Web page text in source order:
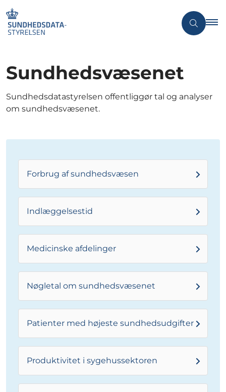
Sundhedsvæsenet
Sundhedsdatastyrelsen offentliggør tal og analyser
om sundhedsvæsenet.
Forbrug af sundhedsvæsen
Indlæggelsestid
Medicinske afdelinger
Nøgletal om sundhedsvæsenet
Patienter med højeste sundhedsudgifter
Produktivitet i sygehussektoren